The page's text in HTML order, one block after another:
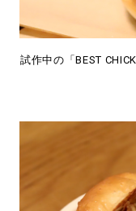
試作中の「BEST